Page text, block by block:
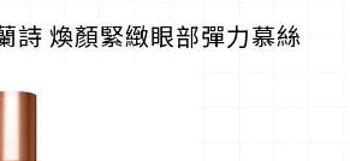
詩 煥顏緊緻眼部彈力慕絲